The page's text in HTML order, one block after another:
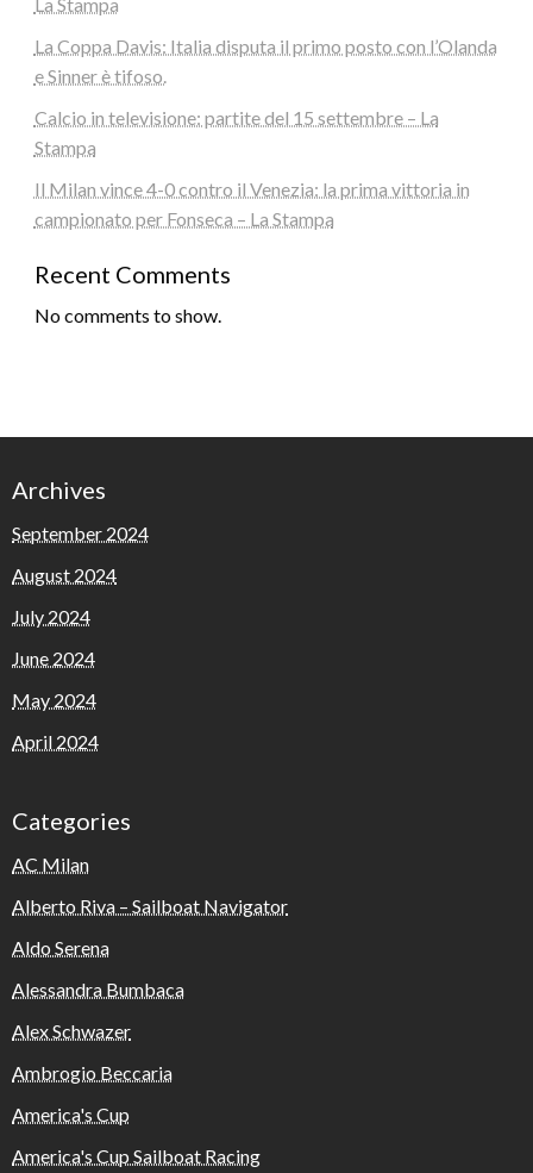
La Coppa Davis: Italia disputa il primo posto con l’Olanda
e Sinner è tifoso.
Calcio in televisione: partite del 15 settembre – La
Stampa
Il Milan vince 4-0 contro il Venezia: la prima vittoria in
campionato per Fonseca – La Stampa
Recent Comments
No comments to show.
Archives
September 2024
August 2024
July 2024
June 2024
May 2024
April 2024
Categories
AC Milan
Alberto Riva – Sailboat Navigator
Aldo Serena
Alessandra Bumbaca
Alex Schwazer
Ambrogio Beccaria
America's Cup
America's Cup Sailboat Racing